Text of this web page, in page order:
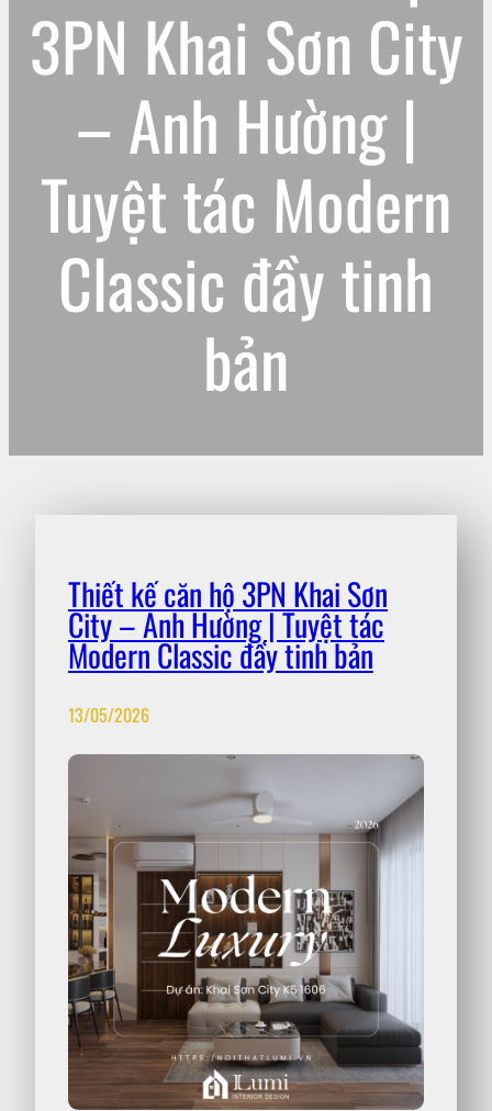
3PN Khai Sơn City
– Anh Hường |
Tuyệt tác Modern
Classic đầy tinh
bản
Thiết kế căn hộ 3PN Khai Sơn
City – Anh Hường | Tuyệt tác
Modern Classic đầy tinh bản
13/05/2026